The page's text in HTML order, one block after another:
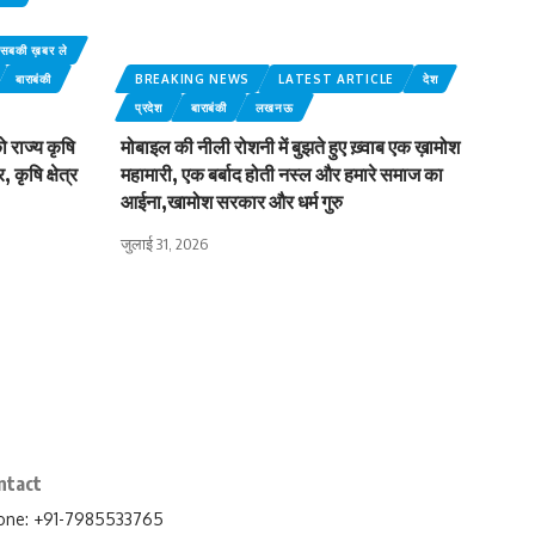
ख़बर ले
बाराबंकी
राज्य कृषि
कृषि क्षेत्र
BREAKING NEWS LATEST ARTICLE
देश
प्रदेश
बाराबंकी लखनऊ
मोबाइल की नीली रोशनी में बुझते हुए ख़्वाब एक ख़ामोश
महामारी, एक बर्बाद होती नस्ल और हमारे समाज का
आईना,खामोश सरकार और धर्म गुरु
जुलाई 31, 2026
+91-7985533765